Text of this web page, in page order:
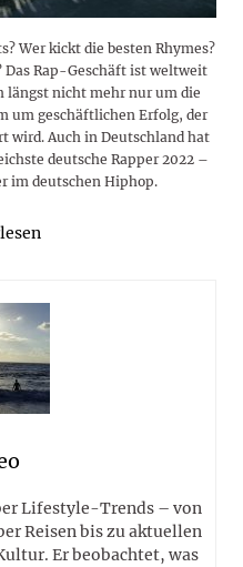
Wer kickt die besten Rhymes?
Das Rap-Geschäft ist weltweit
längst nicht mehr nur um die
um geschäftlichen Erfolg, der
wird. Auch in Deutschland hat
deutsche Rapper 2022 –
im deutschen Hiphop.
Lifestyle-Trends – von
Reisen bis zu aktuellen
Er beobachtet, was